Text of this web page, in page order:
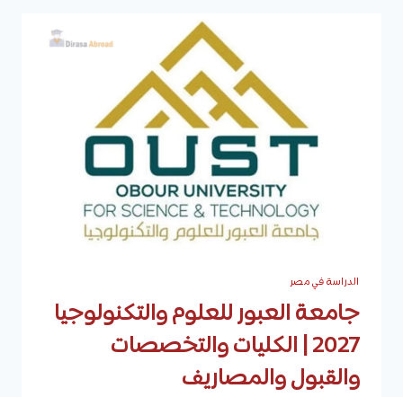
الدراسة في مصر
جامعة العبور للعلوم والتكنولوجيا
2027 | الكليات والتخصصات
والقبول والمصاريف